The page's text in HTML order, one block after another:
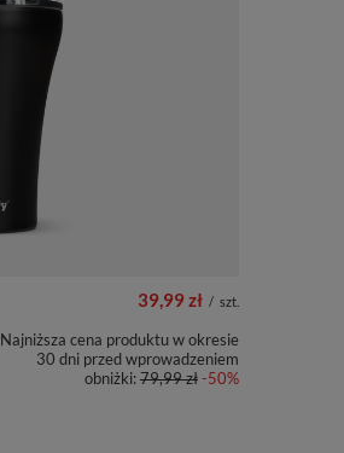
39,99 zł / szt.
Najniższa cena produktu w okresie
30 dni przed wprowadzeniem
obniżki:79,99 zł-50%